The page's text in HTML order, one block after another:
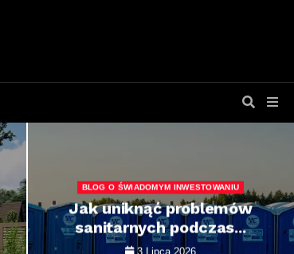
BLOG O ŚWIADOMYM INWESTOWANIU
Jak uniknąć problemów
sanitarnych podczas...
3 Lipca 2026